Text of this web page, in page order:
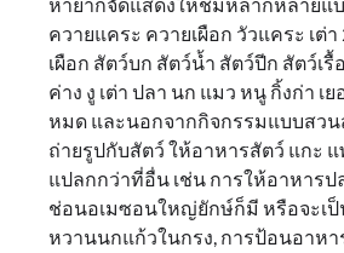
ควายแคระ ควายเผือก วัวแคระ เต่า
เผือก สัตว์บก สัตว์น้ำ สัตว์ปีก สัตว์เรื้
ค่าง งู เต่า ปลา นก แมว หนู กิ้งก่า เ
หมด และนอกจากกิจกรรมแบบสวน
ถ่ายรูปกับสัตว์ ให้อาหารสัตว์ แกะ
แปลกกว่าที่อื่น เช่น การให้อาหาร
ช่อนอเมซอนใหญ่ยักษ์ก็มี หรือจะเ
หวานนกแก้วในกรง, การป้อนอาห